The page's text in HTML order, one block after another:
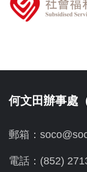
何文田辦事處
郵箱：
電話：(852)